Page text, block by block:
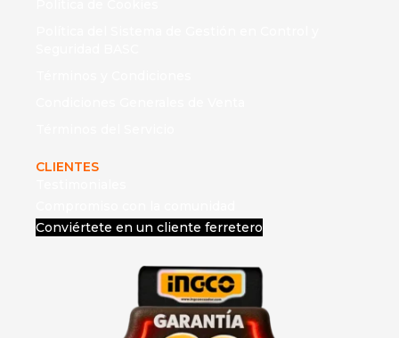
CLIENTES
Conviértete en un cliente ferretero